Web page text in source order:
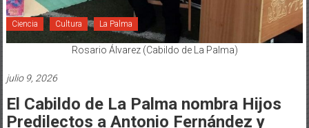
Ciencia Cultura La Palma
Rosario Álvarez (Cabildo de La Palma)
julio 9, 2026
El Cabildo de La Palma nombra Hijos
Predilectos a Antonio Fernández y